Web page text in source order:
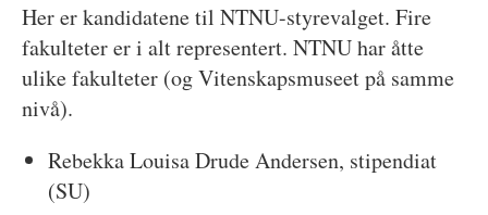
Her er kandidatene til NTNU-styrevalget. Fire
fakulteter er i alt representert. NTNU har åtte
ulike fakulteter (og Vitenskapsmuseet på samme
nivå).
Rebekka Louisa Drude Andersen, stipendiat
(SU)